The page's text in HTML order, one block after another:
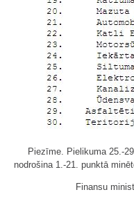
Piezīme. Pielikuma 25.-
nodrošina 1.-21. punktā
Finansu